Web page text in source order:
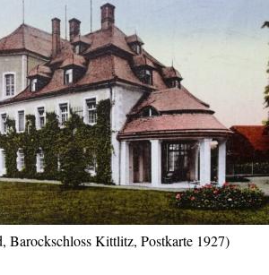
Barockschloss Kittlitz, Postkarte 1927)